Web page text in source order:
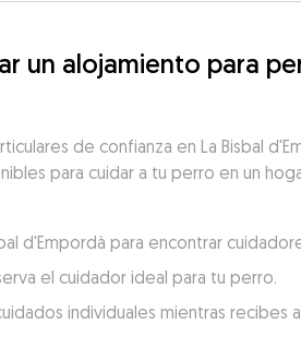
un alojamiento para
de confianza en La Bisbal
para cuidar a tu perro en un
d'Empordà para encontrar
el cuidador ideal para tu perro.
individuales mientras recibes